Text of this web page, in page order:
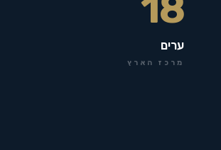
ערים
מרכז הארץ